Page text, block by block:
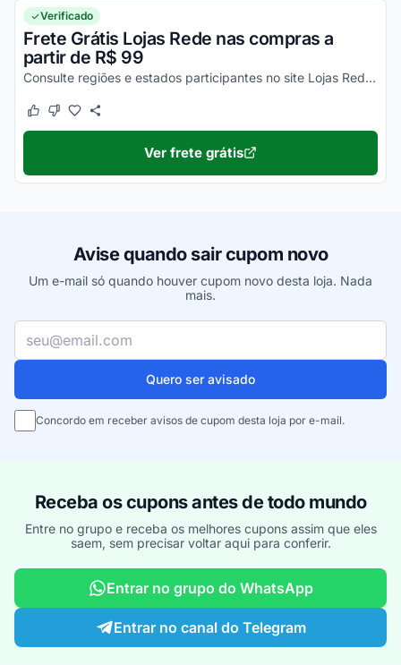
Verificado
Frete Grátis Lojas Rede nas compras a
partir de R$ 99
Consulte regiões e estados participantes no site Lojas Rede e aproveite para economizar.
Este cupom funcionou
Este cupom não funcionou
Ver frete grátis
Avise quando sair cupom novo
Um e-mail só quando houver cupom novo desta loja. Nada
mais.
Quero ser avisado
Concordo em receber avisos de cupom desta loja por e-mail.
Receba os cupons antes de todo mundo
Entre no grupo e receba os melhores cupons assim que eles
saem, sem precisar voltar aqui para conferir.
Entrar no grupo do WhatsApp
Entrar no canal do Telegram